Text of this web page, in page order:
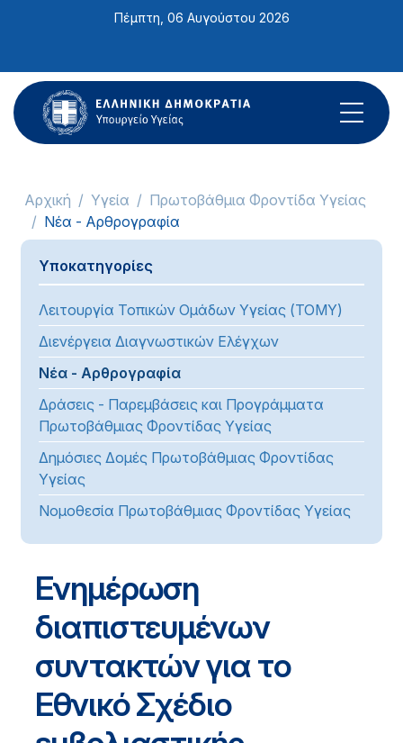
ιστότοπος
περιλαμβάνει
ένα
σύστημα
Πέμπτη, 06 Αυγούστου 2026
Αρχική Υγεία
Πρωτοβάθμια Φροντίδα Υγείας
Νέα - Αρθρογραφία
Υποκατηγορίες
Λειτουργία Τοπικών Ομάδων Υγείας (ΤΟΜΥ)
Διενέργεια Διαγνωστικών Ελέγχων
Νέα - Αρθρογραφία
Δράσεις - Παρεμβάσεις και Προγράμματα
Πρωτοβάθμιας Φροντίδας Υγείας
Δημόσιες Δομές Πρωτοβάθμιας Φροντίδας
Υγείας
Νομοθεσία Πρωτοβάθμιας Φροντίδας Υγείας
Ενημέρωση
διαπιστευμένων
συντακτών για το
Εθνικό Σχέδιο